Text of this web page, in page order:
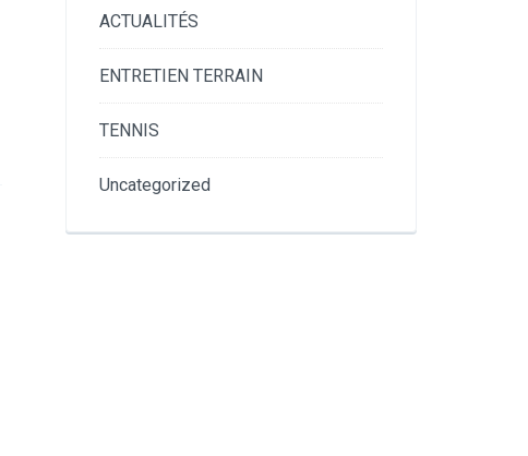
ACTUALITÉS
ENTRETIEN TERRAIN
TENNIS
Uncategorized